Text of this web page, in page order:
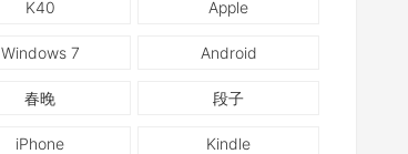
K40 Apple
Windows 7 Android
春晚 段子
iPhone Kindle